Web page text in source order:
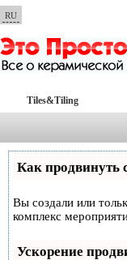
RU
Tiles&Tiling
Как продвинуть
Вы создали или
комплекс
Ускорение